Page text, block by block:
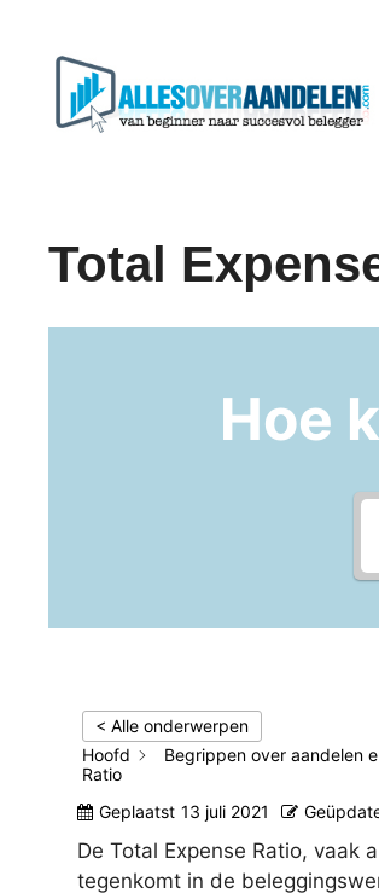
Total
Hoe
< Alle onderwerpen
Hoofd
Begrippen over aandelen
Ratio
Geplaatst 13 juli 2021
De Total Expense Ratio, vaak
tegenkomt in de